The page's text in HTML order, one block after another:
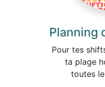
Planning
Pour tes
ta plage
toutes